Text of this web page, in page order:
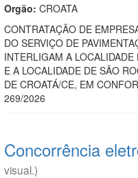
Orgão: CROATA
CONTRATAÇÃO DE
DO SERVIÇO DE
INTERLIGAM A
E A LOCALIDADE DE SÃO
DE CROATÁ/CE, EM
269/2026
Concorrência
visual.)